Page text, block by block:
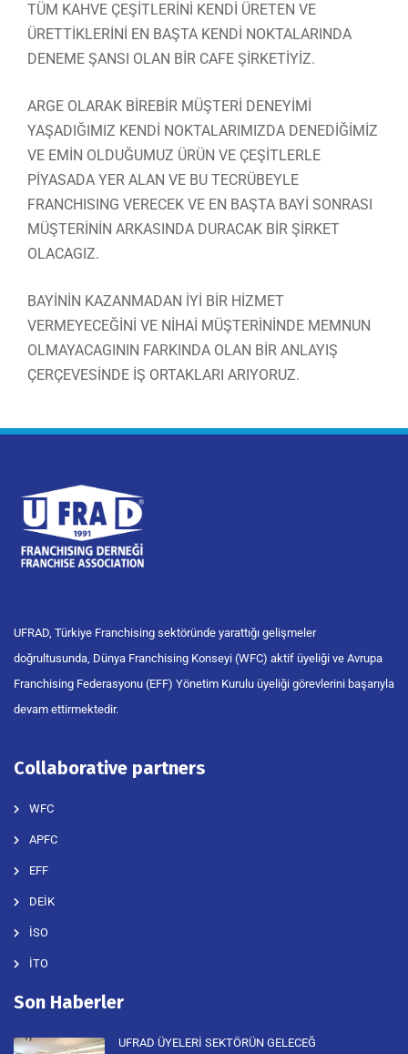
TÜM KAHVE ÇEŞİTLERİNİ KENDİ ÜRETEN VE
ÜRETTİKLERİNİ EN BAŞTA KENDİ NOKTALARINDA
DENEME ŞANSI OLAN BİR CAFE ŞİRKETİYİZ.
ARGE OLARAK BİREBİR MÜŞTERİ DENEYİMİ
YAŞADIĞIMIZ KENDİ NOKTALARIMIZDA DENEDİĞİMİZ
VE EMİN OLDUĞUMUZ ÜRÜN VE ÇEŞİTLERLE
PİYASADA YER ALAN VE BU TECRÜBEYLE
FRANCHISING VERECEK VE EN BAŞTA BAYİ SONRASI
MÜŞTERİNİN ARKASINDA DURACAK BİR ŞİRKET
OLACAGIZ.
BAYİNİN KAZANMADAN İYİ BİR HİZMET
VERMEYECEĞİNİ VE NİHAİ MÜŞTERİNİNDE MEMNUN
OLMAYACAGININ FARKINDA OLAN BİR ANLAYIŞ
ÇERÇEVESİNDE İŞ ORTAKLARI ARIYORUZ.
UFRAD, Türkiye Franchising sektöründe yarattığı gelişmeler
doğrultusunda, Dünya Franchising Konseyi (WFC) aktif üyeliği ve Avrupa
Franchising Federasyonu (EFF) Yönetim Kurulu üyeliği görevlerini başarıyla
devam ettirmektedir.
Collaborative partners
WFC
APFC
EFF
DEİK
İSO
İTO
Son Haberler
UFRAD ÜYELERİ SEKTÖRÜN GELECEĞ